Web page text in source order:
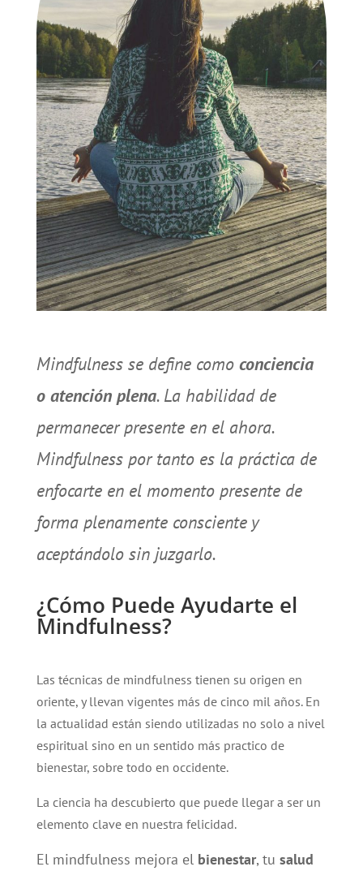
Mindfulness se define como conciencia
o atención plena. La habilidad de
permanecer presente en el ahora.
Mindfulness por tanto es la práctica de
enfocarte en el momento presente de
forma plenamente consciente y
aceptándolo sin juzgarlo.
¿Cómo Puede Ayudarte el
Mindfulness?
Las técnicas de mindfulness tienen su origen en
oriente, y llevan vigentes más de cinco mil años. En
la actualidad están siendo utilizadas no solo a nivel
espiritual sino en un sentido más practico de
bienestar, sobre todo en occidente.
La ciencia ha descubierto que puede llegar a ser un
elemento clave en nuestra felicidad.
El mindfulness mejora el bienestar, tu salud